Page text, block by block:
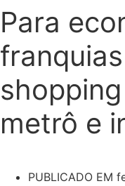
Para
metrô e
PUBLICADO EM